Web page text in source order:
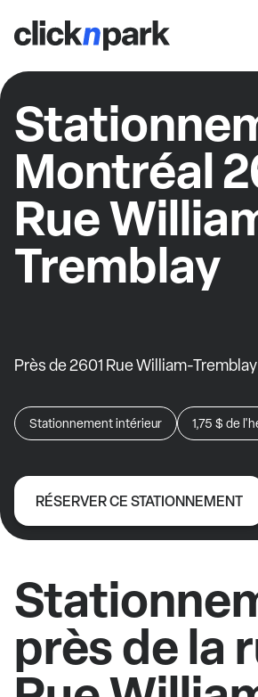
Montréal
Rue
Tremblay
Près de 2601 Rue William-Tremblay
Stationnement intérieur 1,75 $ de
RÉSERVER CE STATIONNEMENT
près de la